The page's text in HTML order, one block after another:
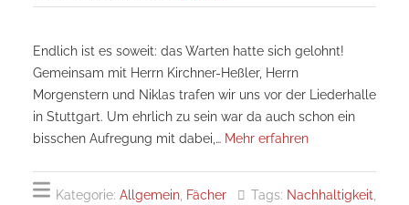
Endlich ist es soweit: das Warten hatte sich gelohnt!
Gemeinsam mit Herrn Kirchner-Heßler, Herrn
Morgenstern und Niklas trafen wir uns vor der Liederhalle
in Stuttgart. Um ehrlich zu sein war da auch schon ein
bisschen Aufregung mit dabei,… Mehr erfahren
Kategorie: Allgemein, Fächer Tags: Nachhaltigkeit